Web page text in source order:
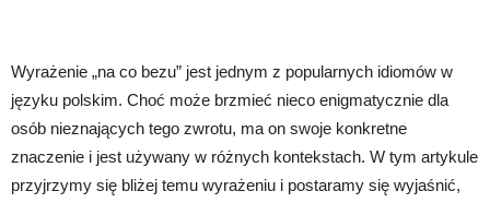
Wyrażenie „na co bezu” jest jednym z popularnych idiomów w
języku polskim. Choć może brzmieć nieco enigmatycznie dla
osób nieznających tego zwrotu, ma on swoje konkretne
znaczenie i jest używany w różnych kontekstach. W tym artykule
przyjrzymy się bliżej temu wyrażeniu i postaramy się wyjaśnić,